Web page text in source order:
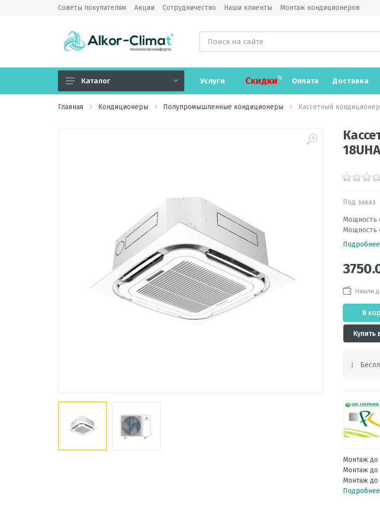
Советы покупателям Акции Сотрудничество Наши клиенты Монтаж кондиционеров
Кондиционеры
Увлажнители, очистители,
мойки воздуха, климатические
комплексы, осушители
Аксессуары для кондиционеров
Каталог Услуги Скидки Оплата Доставка
Главная Кондиционеры Полупромышленные кондиционеры Кассетный
Под заказ
Мощность
Мощность
Подробнее
Нашли
В
Купить
Монтаж до
Монтаж до
Монтаж до
Подробнее